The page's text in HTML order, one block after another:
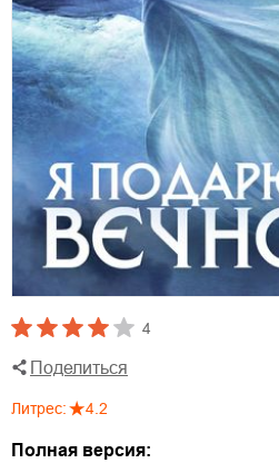
4
Поделиться
Литрес: 4.2
Полная версия: